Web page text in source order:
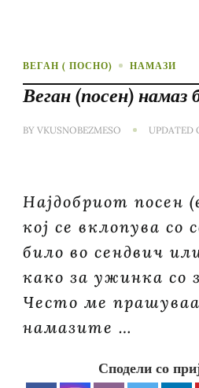
ВЕГАН ( ПОСНО) НАМАЗИ
Веган (посен) намаз
BY VKUSNOBEZMESO UPDATED
Најдобриот посен
кој се вклопува со
било во сендвич
како за ужинка со
Често ме
намазите …
Сподели со